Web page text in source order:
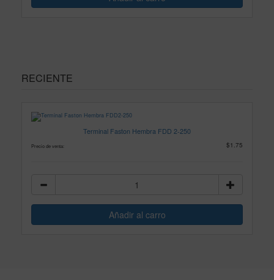
RECIENTE
Terminal Faston Hembra FDD 2-250
Precio de venta: $1.75